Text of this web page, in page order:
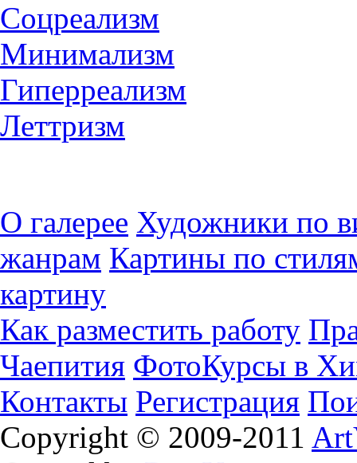
Соцреализм
Минимализм
Гиперреализм
Леттризм
О галерее Художники по
жанрам Картины по
картину
Как разместить работу
Чаепития ФотоКурсы в
Контакты Регистрация
Copyright © 2009-2011